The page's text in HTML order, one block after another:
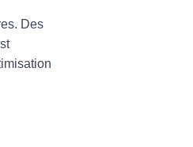
. Des